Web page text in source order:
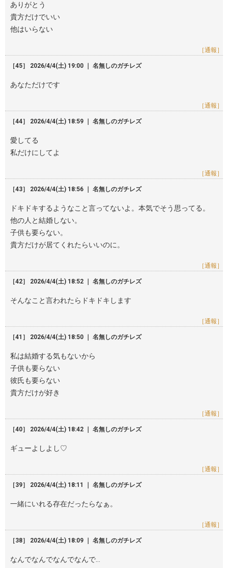
ありがとう
貴方だけでいい
他はいらない
［通報］
［45］ 2026/4/4(土) 19:00 ｜ 名無しのガチレズ
あなただけです
［通報］
［44］ 2026/4/4(土) 18:59 ｜ 名無しのガチレズ
愛してる
私だけにしてよ
［通報］
［43］ 2026/4/4(土) 18:56 ｜ 名無しのガチレズ
ドキドキするようなこと言ってないよ。本気でそう思ってる。
他の人と結婚しない。
子供も要らない。
貴方だけが居てくれたらいいのに。
［通報］
［42］ 2026/4/4(土) 18:52 ｜ 名無しのガチレズ
そんなこと言われたらドキドキします
［通報］
［41］ 2026/4/4(土) 18:50 ｜ 名無しのガチレズ
私は結婚する気もないから
子供も要らない
彼氏も要らない
貴方だけが好き
［通報］
［40］ 2026/4/4(土) 18:42 ｜ 名無しのガチレズ
ギューよしよし♡
［通報］
［39］ 2026/4/4(土) 18:11 ｜ 名無しのガチレズ
一緒にいれる存在だったらなぁ。
［通報］
［38］ 2026/4/4(土) 18:09 ｜ 名無しのガチレズ
なんでなんでなんでなんで…